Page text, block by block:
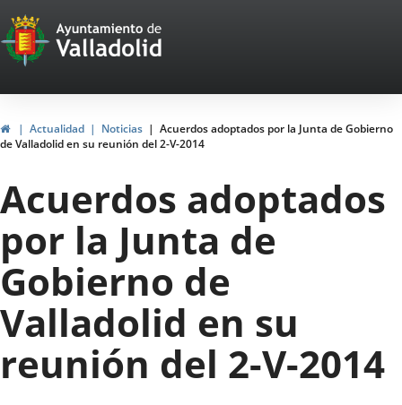
Portal
Web
del
Ayuntamiento
de
Valladolid
HomeActualidad Noticias
Acuerdos adoptados por la Junta de Gobierno
de Valladolid en su reunión del 2-V-2014
Acuerdos adoptados
por la Junta de
Gobierno de
Valladolid en su
reunión del 2-V-2014